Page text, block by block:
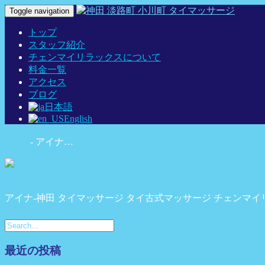
Toggle navigation
トップ
スタッフ紹介
チェンマイリラックスについて
料金一覧
アクセス
ブログ
日本語
English
- アイナ…
アイナ-神田 タイマッサージ タイ古式マッサージ チェンマイ
最近の投稿